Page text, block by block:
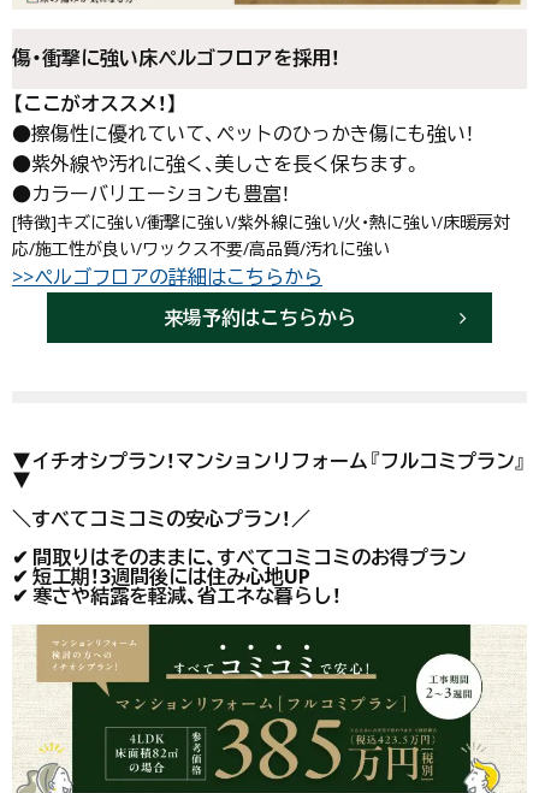
傷・衝撃に強い床ぺルゴフロアを採用！
【ここがオススメ！】
●擦傷性に優れていて、ペットのひっかき傷にも強い！
●紫外線や汚れに強く、美しさを長く保ちます。
●カラーバリエーションも豊富！
[特徴]キズに強い/衝撃に強い/紫外線に強い/火・熱に強い/床暖房対
応/施工性が良い/ワックス不要/高品質/汚れに強い
>>ぺルゴフロアの詳細はこちらから
来場予約はこちらから
▼イチオシプラン！マンションリフォーム『フルコミプラン』
▼
＼すべてコミコミの安心プラン！／
✔ 間取りはそのままに、すべてコミコミのお得プラン
✔ 短工期！3週間後には住み心地UP
✔ 寒さや結露を軽減、省エネな暮らし！